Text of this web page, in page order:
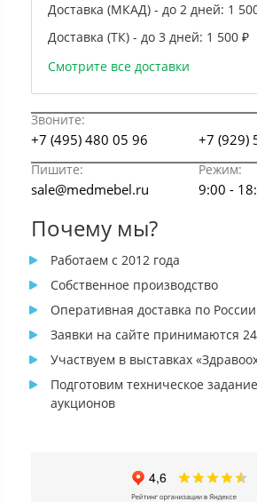
Доставка (МКАД) - до 2 дней: 1
Доставка (ТК) - до 3 дней: 1 500 ₽
Смотрите все доставки
Звоните:
+7 (495) 480 05 96 +7 (929)
Пишите: Режим:
sale@medmebel.ru 9:00 -
Почему мы?
Работаем с 2012 года
Собственное производство
Оперативная доставка по России
Заявки на сайте принимаются
Участвуем в выставках
Подготовим техническое
аукционов